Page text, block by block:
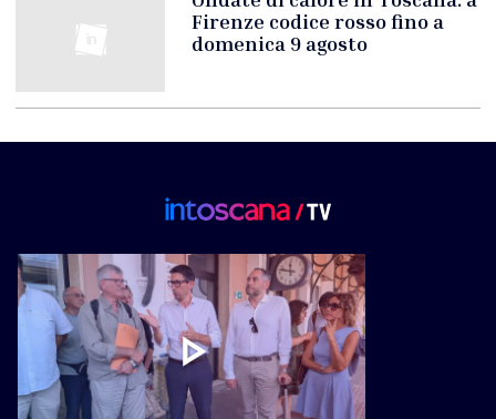
Firenze codice rosso fino a
domenica 9 agosto